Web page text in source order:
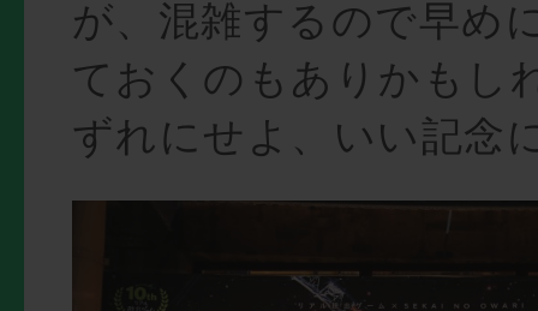
が、混雑するので早め
ておくのもありかもし
ずれにせよ、いい記念